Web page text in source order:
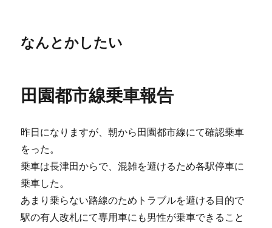
なんとかしたい
田園都市線乗車報告
昨日になりますが、朝から田園都市線にて確認乗車
をった。
乗車は長津田からで、混雑を避けるため各駅停車に
乗車した。
あまり乗らない路線のためトラブルを避ける目的で
駅の有人改札にて専用車にも男性が乗車できること